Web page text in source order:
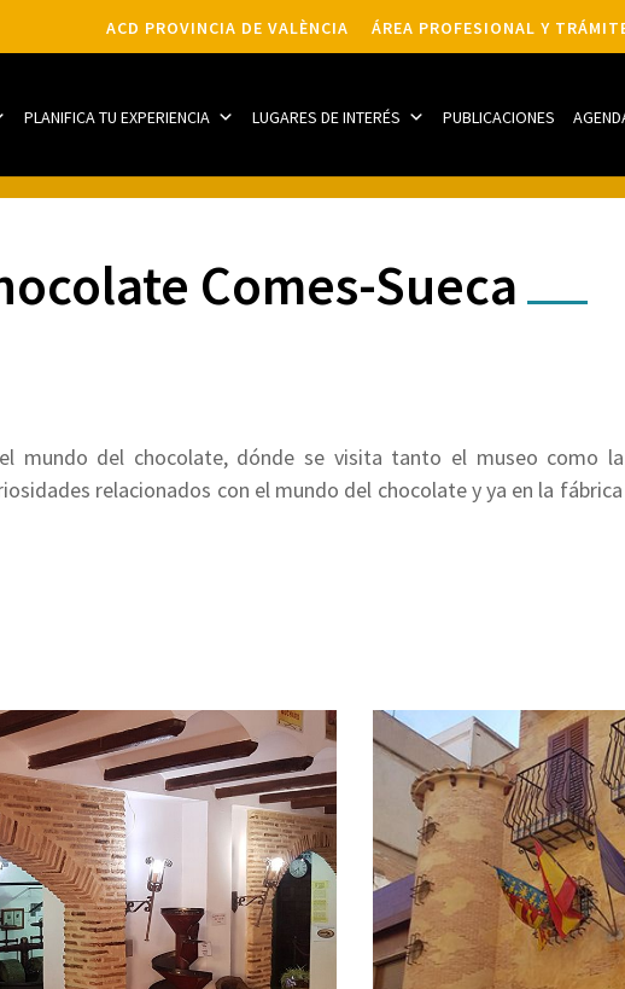
ACD PROVINCIA DE VALÈNCIA ÁREA PROFESIONAL Y
PLANIFICA TU EXPERIENCIA LUGARES DE INTERÉS PUBLICACIONES
Comes-Sueca
mundo del chocolate, dónde se visita tanto el museo como
relacionados con el mundo del chocolate y ya en la